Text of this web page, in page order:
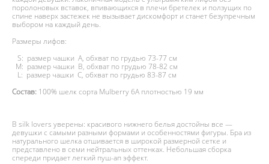
поролоновых вставок, впивающихся в плечи бретелек и ползущих по
спине наверх застежек не вызывает дискомфорт и станет безупречным
выбором на каждый день.
Размеры лифов:
S: размер чашки A, обхват по грудью 73-77 см
M: размер чашки B, обхват по грудью 78-82 см
L: размер чашки С, обхват по грудью 83-87 см
Состав: 100% шелк сорта Mulberry 6А плотностью 19 мм
В silk lovers уверены: красивого нижнего белья достойны все —
девушки с самыми разными формами и особенностями фигуры. Бра из
натурального шелка отшивается в широкой размерной сетке и
представлено в семи нейтральных оттенках. Небольшая сборка
спереди придает легкий пуш-ап эффект.